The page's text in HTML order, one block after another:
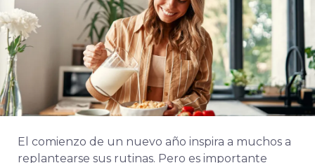
El comienzo de un nuevo año inspira a muchos a
replantearse sus rutinas. Pero es importante